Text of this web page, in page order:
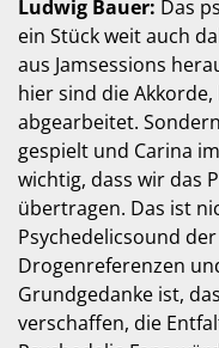
Ludwig Bauer: Das
ein Stück weit auch
aus Jamsessions
hier sind die
abgearbeitet.
gespielt und Carina
wichtig, dass wir das
übertragen. Das ist
Psychedelicsound
Drogenreferenzen
Grundgedanke ist,
verschaffen, die